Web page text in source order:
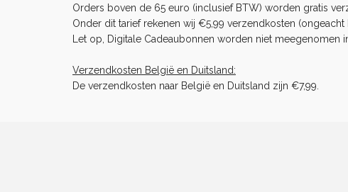
Orders boven de 65 euro (inclusief BTW) worden gratis
Onder dit tarief rekenen wij €5,99 verzendkosten (ongeacht
Let op, Digitale Cadeaubonnen worden niet
Verzendkosten België en Duitsland:
De verzendkosten naar België en Duitsland zijn €7,99.